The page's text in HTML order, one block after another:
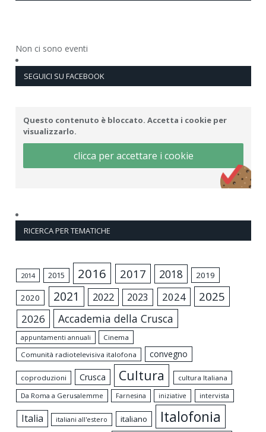
Non ci sono eventi
SEGUICI SU FACEBOOK
Questo contenuto è bloccato. Accetta i cookie per
visualizzarlo.
clicca per accettare i cookie
RICERCA PER TEMATICHE
2014 2015 2016 2017 2018 2019
2020 2021 2022 2023 2024 2025
2026 Accademia della Crusca
appuntamenti annuali
Cinema
Comunità radiotelevisiva italofona
convegno
coproduzioni Crusca Cultura
cultura Italiana
Da Roma a Gerusalemme
Farnesina iniziative intervista
Italia italiani all'estero italiano Italofonia